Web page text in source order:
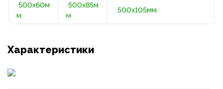
500х60м
м
500х85м
м
500х105мм
Характеристики